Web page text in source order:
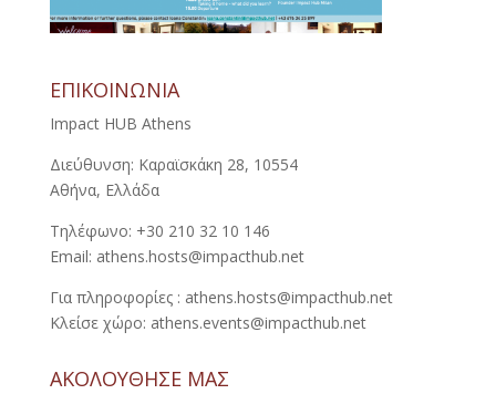
ΕΠΙΚΟΙΝΩΝΙΑ
Impact HUB Athens
Διεύθυνση: Καραϊσκάκη 28, 10554
Αθήνα, Ελλάδα
Τηλέφωνο: +30 210 32 10 146
Email: athens.hosts@impacthub.net
Για πληροφορίες : athens.hosts@impacthub.net
Κλείσε χώρο: athens.events@impacthub.net
ΑΚΟΛΟΥΘΗΣΕ ΜΑΣ